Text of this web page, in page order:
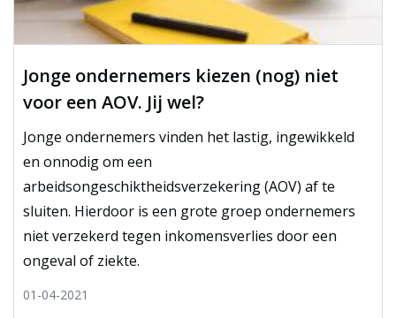
Jonge ondernemers kiezen (nog) niet
voor een AOV. Jij wel?
Jonge ondernemers vinden het lastig, ingewikkeld
en onnodig om een
arbeidsongeschiktheidsverzekering (AOV) af te
sluiten. Hierdoor is een grote groep ondernemers
niet verzekerd tegen inkomensverlies door een
ongeval of ziekte.
01-04-2021